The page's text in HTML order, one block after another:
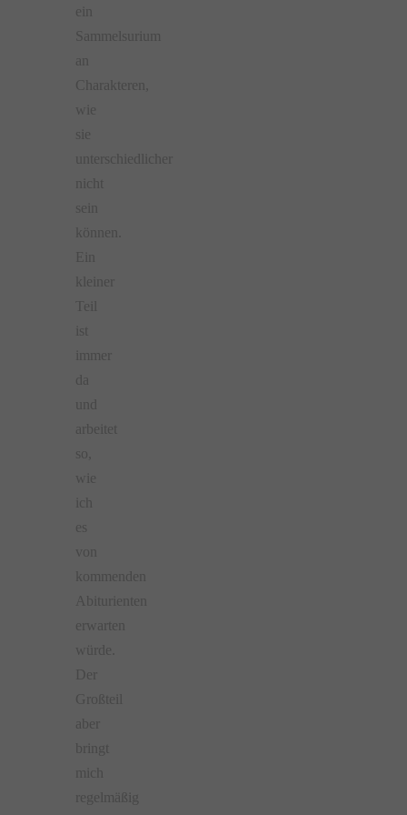
ein
Sammelsurium
an
Charakteren,
wie
sie
unterschiedlicher
nicht
sein
können.
Ein
kleiner
Teil
ist
immer
da
und
arbeitet
so,
wie
ich
es
von
kommenden
Abiturienten
erwarten
würde.
Der
Großteil
aber
bringt
mich
regelmäßig